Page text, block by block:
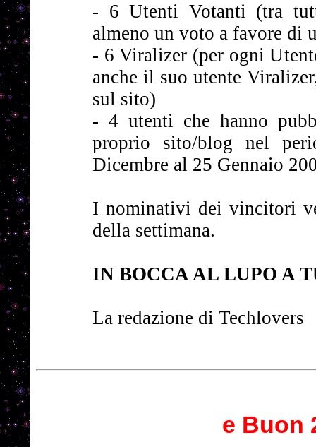
- 6 Utenti Votanti (tra
almeno un voto a favore di
- 6 Viralizer (per ogni
anche il suo utente
sul sito)
- 4 utenti che hanno
proprio sito/blog nel
Dicembre al 25 Gennaio
I nominativi dei vincitori
della settimana.
IN BOCCA AL LUPO A
La redazione di Techlovers
e Buon